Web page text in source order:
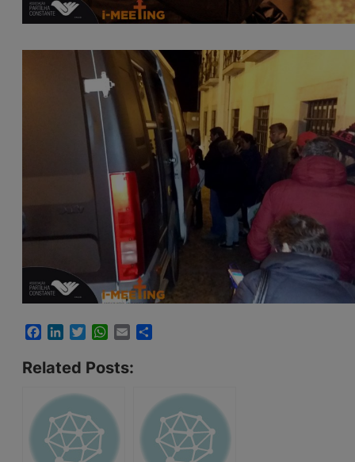
Facebook
LinkedInTwitterWhatsApp
Email
Related Posts: